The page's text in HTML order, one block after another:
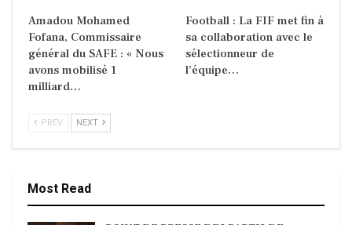
Amadou Mohamed
Fofana, Commissaire
général du SAFE : « Nous
avons mobilisé 1
milliard…
Football : La FIF met fin à
sa collaboration avec le
sélectionneur de
l’équipe…
PREV NEXT
Most Read